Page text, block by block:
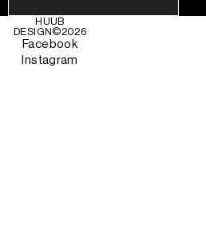
HUUB
DESIGN©2026
Facebook
Instagram